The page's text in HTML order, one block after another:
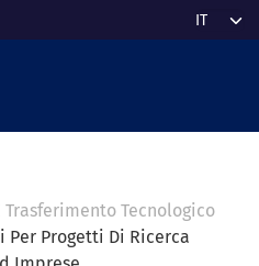
Select
Tecnologico
Per Progetti Di Ricerca